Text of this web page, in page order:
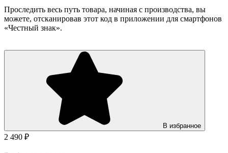
Проследить весь путь товара, начиная с производства, вы
можете, отсканировав этот код в приложении для смартфонов
«Честный знак».
В избранное
2 490 ₽